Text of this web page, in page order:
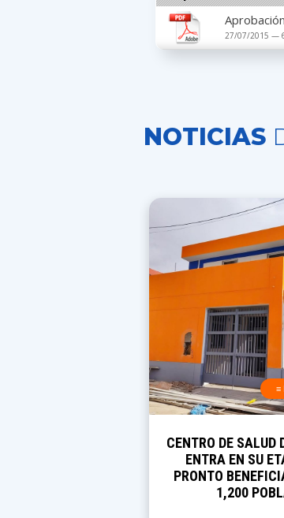
27/07/2015 —
NOTICIAS
≡
CENTRO DE SALUD
ENTRA EN SU
PRONTO
1,200